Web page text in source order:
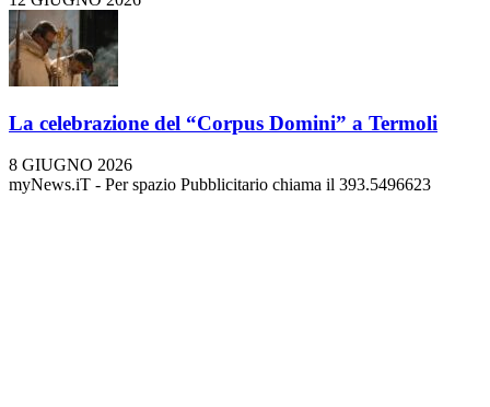
La celebrazione del “Corpus Domini” a Termoli
8 GIUGNO 2026
myNews.iT - Per spazio Pubblicitario chiama il 393.5496623